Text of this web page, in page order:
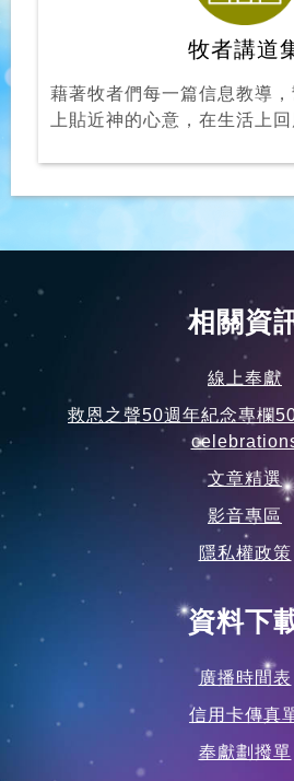
牧者講道
藉著牧者們每一篇信息教導
上貼近神的心意，在生活上回
相關資
線上奉獻
救恩之聲50週年紀念專欄
文章精選
影音專區
隱私權政策
資料下
廣播時間表
信用卡傳真
奉獻劃撥單